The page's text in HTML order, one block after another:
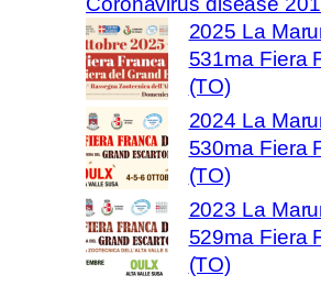
2025 La
531ma Fiera
(TO)
2024 La
530ma Fiera
(TO)
2023 La
529ma Fiera
(TO)